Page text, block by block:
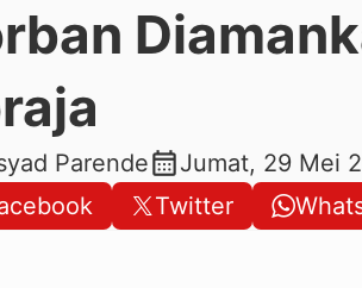
Parendecalendar_monthJumat, 29 Mei
Twitter